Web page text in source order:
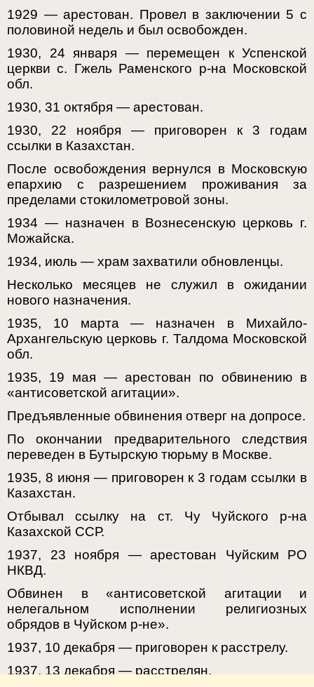
1929 — арестован. Провел в заключении 5 с
половиной недель и был освобожден.
1930, 24 января — перемещен к Успенской
церкви с. Гжель Раменского р-на Московской
обл.
1930, 31 октября — арестован.
1930, 22 ноября — приговорен к 3 годам
ссылки в Казахстан.
После освобождения вернулся в Московскую
епархию с разрешением проживания за
пределами стокилометровой зоны.
1934 — назначен в Вознесенскую церковь г.
Можайска.
1934, июль — храм захватили обновленцы.
Несколько месяцев не служил в ожидании
нового назначения.
1935, 10 марта — назначен в Михайло-
Архангельскую церковь г. Талдома Московской
обл.
1935, 19 мая — арестован по обвинению в
«антисоветской агитации».
Предъявленные обвинения отверг на допросе.
По окончании предварительного следствия
переведен в Бутырскую тюрьму в Москве.
1935, 8 июня — приговорен к 3 годам ссылки в
Казахстан.
Отбывал ссылку на ст. Чу Чуйского р-на
Казахской ССР.
1937, 23 ноября — арестован Чуйским РО
НКВД.
Обвинен в «антисоветской агитации и
нелегальном исполнении религиозных
обрядов в Чуйском р-не».
1937, 10 декабря — приговорен к расстрелу.
1937, 13 декабря — расстрелян.